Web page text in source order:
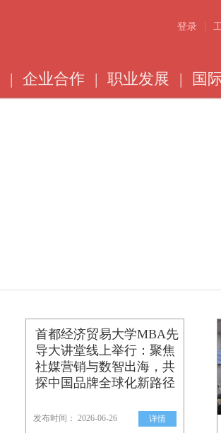
登录
| 企业合作 | 职业发展 | 国
首都经济贸易大学MBA先
导大讲堂线上举行：聚焦
社媒营销与数智出海，共
探中国品牌全球化新路径
发布时间： 2026-06-26 详情